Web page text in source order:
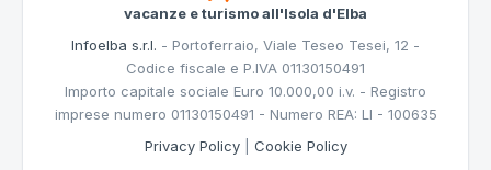
vacanze e turismo all'Isola d'Elba
Infoelba s.r.l. - Portoferraio, Viale Teseo Tesei, 12 -
Codice fiscale e P.IVA 01130150491
Importo capitale sociale Euro 10.000,00 i.v. - Registro
imprese numero 01130150491 - Numero REA: LI - 100635
Privacy Policy| Cookie Policy